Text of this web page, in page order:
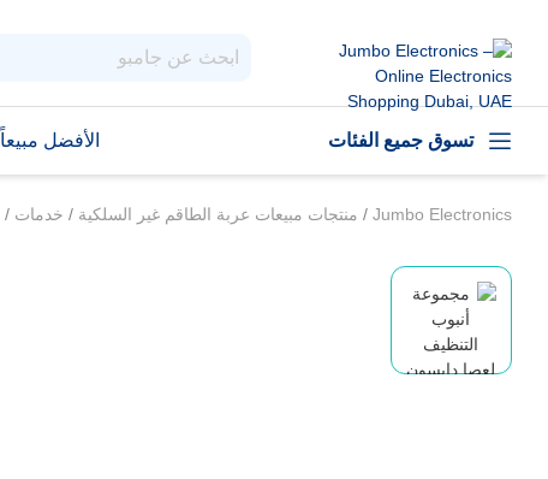
تسوق جميع الفئات الأفضل مبيعاً
Jumbo Electronics
/ منتجات مبيعات عربة الطاقم غير السلكية / خدمات /